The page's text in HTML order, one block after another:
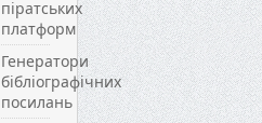
піратських
платформ
Генератори
бібліографічних
посилань